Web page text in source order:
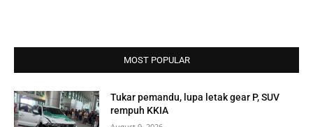
MOST POPULAR
Tukar pemandu, lupa letak gear P, SUV
rempuh KKIA